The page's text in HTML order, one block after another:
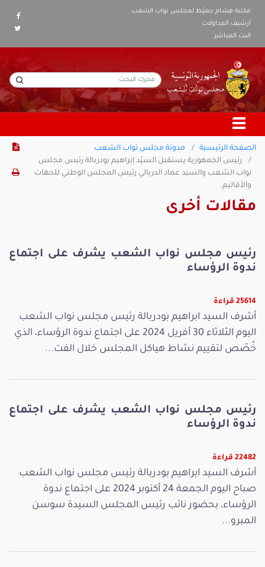
مكتبة هشام جعيّط لمجلس نواب الشعب
أرشيف المداولات
البث المباشر
الصفحة الرئيسية
مدونة مجلس نواب الشعب
رئيس الجمهورية يستقبل السيّد إبراهيم بودربالة رئيس مجلس
نواب الشعب والسيد عماد الدربالي رئيس المجلس الوطني للجهات
والأقاليم.
مقالات أخرى
رئيس مجلس نواب الشعب يشرف على اجتماع
ندوة الرؤساء
25614 قراءة
أشرف السيد ابراهيم بودربالة رئيس مجلس نواب الشعب
اليوم الثلاثاء 30 أفريل 2024 على اجتماع ندوة الرؤساء، الذي
خُصّص لتقييم نشاط هياكل المجلس خلال الفت...
رئيس مجلس نواب الشعب يشرف على اجتماع
ندوة الرؤساء
22482 قراءة
أشرف السيد ابراهيم بودربالة رئيس مجلس نواب الشعب
صباح اليوم الجمعة 24 أكتوبر 2024 على اجتماع ندوة
الرؤساء، بحضور نائب رئيس المجلس السيدة سوسن
المبرو...